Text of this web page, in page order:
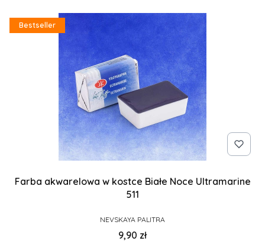
Bestseller
Farba akwarelowa w kostce Białe Noce Ultramarine
511
PRODUCENT
NEVSKAYA PALITRA
Cena
9,90 zł